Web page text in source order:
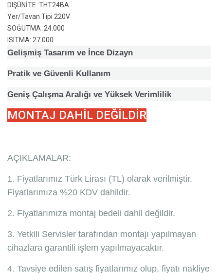
DIŞÜNİTE :THT24BA
Yer/Tavan Tipi 220V
SOĞUTMA :24.000
ISITMA: 27.000
Gelişmiş Tasarım ve İnce Dizayn
Pratik ve Güvenli Kullanım
Geniş Çalışma Aralığı ve Yüksek Verimlilik
MONTAJ DAHİL DEĞİLDİR
AÇIKLAMALAR:
1. Fiyatlarımız Türk Lirası (TL) olarak verilmiştir.
Fiyatlarımıza %20 KDV dahildir.
2. Fiyatlarımıza montaj bedeli dahil değildir.
3. Yetkili Servisler tarafından montajı yapılmayan
cihazlara garantili işlem yapılmayacaktır.
4. Tavsiye edilen satış fiyatlarımız olup, fiyatı nakliye